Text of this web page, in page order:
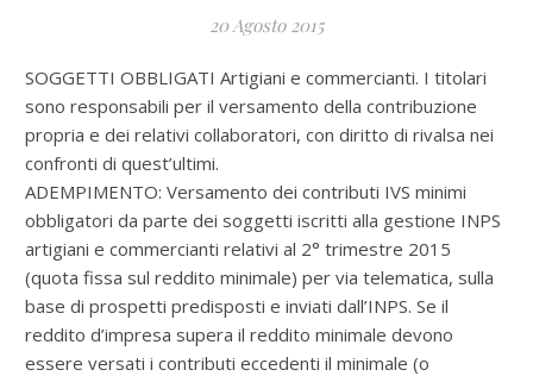
20 Agosto 2015
SOGGETTI OBBLIGATI Artigiani e commercianti. I titolari
sono responsabili per il versamento della contribuzione
propria e dei relativi collaboratori, con diritto di rivalsa nei
confronti di quest’ultimi.
ADEMPIMENTO: Versamento dei contributi IVS minimi
obbligatori da parte dei soggetti iscritti alla gestione INPS
artigiani e commercianti relativi al 2° trimestre 2015
(quota fissa sul reddito minimale) per via telematica, sulla
base di prospetti predisposti e inviati dall’INPS. Se il
reddito d’impresa supera il reddito minimale devono
essere versati i contributi eccedenti il minimale (o